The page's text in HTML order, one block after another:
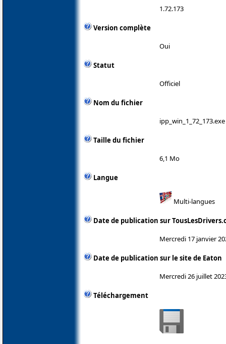
1.72.173
Version complète
Oui
Statut
Officiel
Nom du fichier
ipp_win_1_72_173.exe
Taille du fichier
6,1 Mo
Langue
Multi-langues
Date de publication sur
Mercredi 17 janvier
Date de publication sur le site de Eaton
Mercredi 26 juillet
Téléchargement